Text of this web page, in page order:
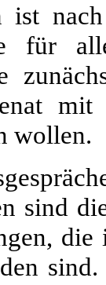
ist
für
wollen.
sind